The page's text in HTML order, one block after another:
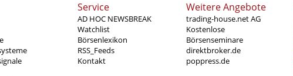
Service
AD HOC NEWSBREAK
Watchlist
Börsenlexikon
RSS_Feeds
Kontakt
Weitere Angebote
trading-house.net AG
Kostenlose
Börsenseminare
direktbroker.de
poppress.de